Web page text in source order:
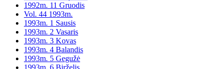
1992m. 11 Gruodis
Vol. 44 1993m.
1993m. 1 Sausis
1993m. 2 Vasaris
1993m. 3 Kovas
1993m. 4 Balandis
1993m. 5 Gegužė